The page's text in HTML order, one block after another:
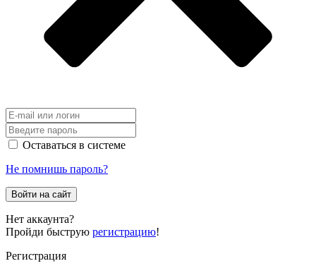
Оставаться в системе
Не помнишь пароль?
Войти на сайт
Нет аккаунта?
Пройди быструю регистрацию!
Регистрация